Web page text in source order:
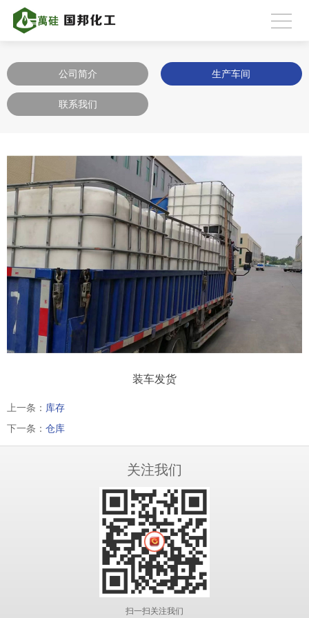
公司简介 生产车间
联系我们
装车发货
上一条： 库存
下一条： 仓库
关注我们
扫一扫关注我们